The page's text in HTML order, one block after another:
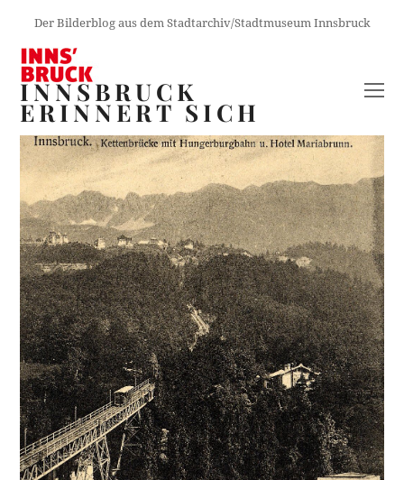
Der Bilderblog aus dem Stadtarchiv/Stadtmuseum Innsbruck
INNSBRUCK
ERINNERT SICH